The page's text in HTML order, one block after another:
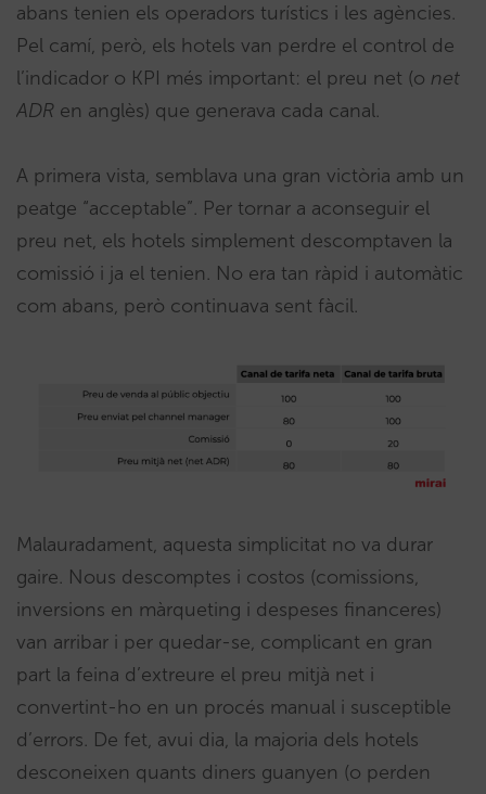
abans tenien els operadors turístics i les agències.
Pel camí, però, els hotels van perdre el control de
l’indicador o KPI més important: el preu net (o net
ADR en anglès) que generava cada canal.
A primera vista, semblava una gran victòria amb un
peatge “acceptable”. Per tornar a aconseguir el
preu net, els hotels simplement descomptaven la
comissió i ja el tenien. No era tan ràpid i automàtic
com abans, però continuava sent fàcil.
Malauradament, aquesta simplicitat no va durar
gaire. Nous descomptes i costos (comissions,
inversions en màrqueting i despeses financeres)
van arribar i per quedar-se, complicant en gran
part la feina d’extreure el preu mitjà net i
convertint-ho en un procés manual i susceptible
d’errors. De fet, avui dia, la majoria dels hotels
desconeixen quants diners guanyen (o perden